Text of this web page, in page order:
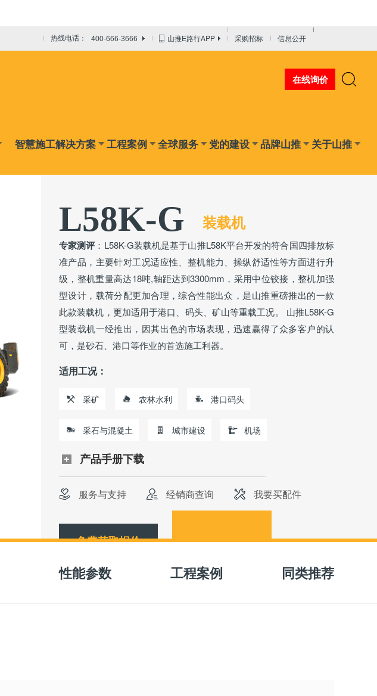
热线电话： 400-666-3666 山推E路行APP 采购招标 信息公开
在线询价
智慧施工解决方案 工程案例 全球服务 党的建设 品牌山推 关于山推
L58K-G 装载机
专家测评 ：L58K-G装载机是基于山推L58K平台开发的符合国四排放标
准产品，主要针对工况适应性、整机能力、操纵舒适性等方面进行升
级，整机重量高达18吨,轴距达到3300mm，采用中位铰接，整机加强
型设计，载荷分配更加合理，综合性能出众，是山推重磅推出的一款
此款装载机，更加适用于港口、码头、矿山等重载工况。 山推L58K-G
型装载机一经推出，因其出色的市场表现，迅速赢得了众多客户的认
可，是砂石、港口等作业的首选施工利器。
适用工况：
采矿 农林水利 港口码头
采石与混凝土 城市建设 机场
产品手册下载
服务与支持 经销商查询 我要买配件
免费获取报价
性能参数 工程案例 同类推荐